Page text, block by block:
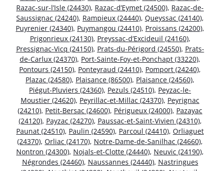
Razac-sur-l’Isle (24430), Razac-d’Eymet (24500), Razac-de-
Saussignac (24240), Rampieux (24440), Queyssac (24140),
Puyrenier (24340), Puymangou (24410), Proissans (24200),
Prigonrieux (24130), Preyssac-d’Excideuil (24160),
Pressignac-Vicq (24150), Prats-du-Périgord (24550), Prats-
de-Carlux (24370), Port-Sainte-Foy-et-Ponchapt (33220),
Pontours (24150), Ponteyraud (24410), Pomport (24240),
Plazac (24580), Plaisance (86500), Plaisance (24560),
Piégut-Pluviers (24360), Pezuls (24510), Peyzac-le-
Moustier (24620), Peyrillac-et-Millac (24370), Peyrignac
(24210), Petit-Bersac (24600), Périgueux (24000), Pazayac
(24120), Payzac (24270), Paussac-et-Saint-Vivien (24310),
Paunat (24510), Paulin (24590), Parcoul (24410), Orliaguet
(24370), Orliac (24170), Notre-Dame-de-Sanilhac (24660),
Nontron (24300), Nojals-et-Clotte (24440), Neuvic (24190),
Négrondes (24460), Naussannes (24440), Nastringues